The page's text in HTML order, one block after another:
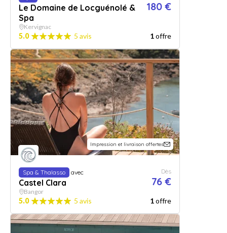
Le Domaine de Locguénolé &
Spa
180 €
Kervignac
5.0 5 avis 1offre
Impression et livraison offertes
Spa & Thalasso avec
Castel Clara
Dès
76 €
Bangor
5.0 5 avis 1offre